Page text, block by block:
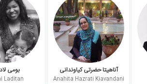
آناهیتا حضرتی کیاوندانی
Anahita Hazrati Kiavandani
بومی
Laditan